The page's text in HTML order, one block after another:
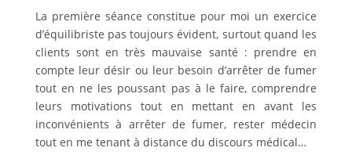
La première séance constitue pour moi un exercice
d’équilibriste pas toujours évident, surtout quand les
clients sont en très mauvaise santé : prendre en
compte leur désir ou leur besoin d’arrêter de fumer
tout en ne les poussant pas à le faire, comprendre
leurs motivations tout en mettant en avant les
inconvénients à arrêter de fumer, rester médecin
tout en me tenant à distance du discours médical…